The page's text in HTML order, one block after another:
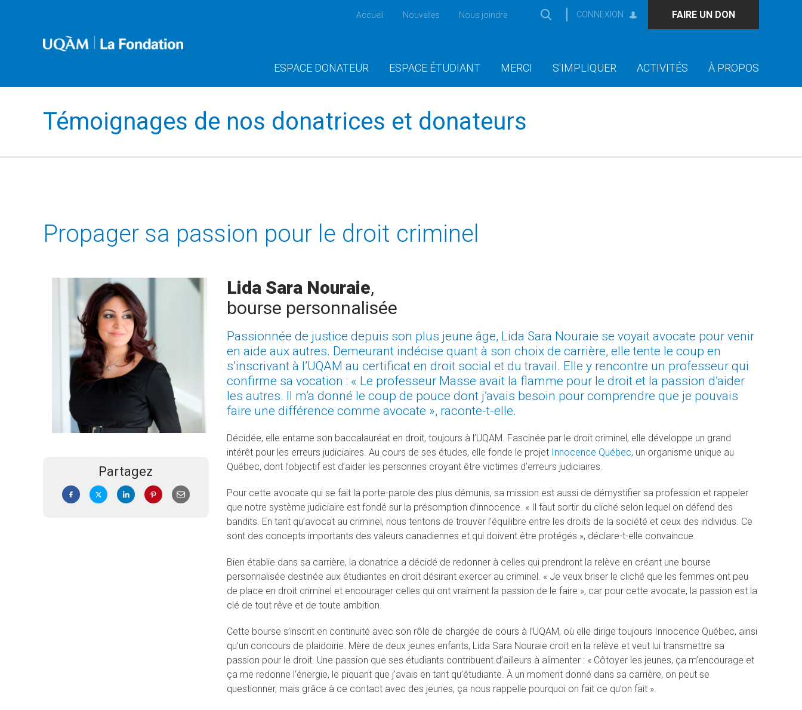
Accueil Nouvelles Nous joindre CONNEXION FAIRE UN DON
ESPACE DONATEUR ESPACE ÉTUDIANT MERCI S'IMPLIQUER ACTIVITÉS À PROPOS
Témoignages de nos donatrices et donateurs
Propager sa passion pour le droit criminel
Partagez
Lida Sara Nouraie,
bourse personnalisée
Passionnée de justice depuis son plus jeune âge, Lida Sara Nouraie se voyait avocate pour venir
en aide aux autres. Demeurant indécise quant à son choix de carrière, elle tente le coup en
s’inscrivant à l’UQAM au certificat en droit social et du travail. Elle y rencontre un professeur qui
confirme sa vocation : « Le professeur Masse avait la flamme pour le droit et la passion d’aider
les autres. Il m’a donné le coup de pouce dont j’avais besoin pour comprendre que je pouvais
faire une différence comme avocate », raconte-t-elle.
Décidée, elle entame son baccalauréat en droit, toujours à l’UQAM. Fascinée par le droit criminel, elle développe un grand
intérêt pour les erreurs judiciaires. Au cours de ses études, elle fonde le projet Innocence Québec, un organisme unique au
Québec, dont l’objectif est d’aider les personnes croyant être victimes d’erreurs judiciaires.
Pour cette avocate qui se fait la porte-parole des plus démunis, sa mission est aussi de démystifier sa profession et rappeler
que notre système judiciaire est fondé sur la présomption d’innocence. « Il faut sortir du cliché selon lequel on défend des
bandits. En tant qu’avocat au criminel, nous tentons de trouver l’équilibre entre les droits de la société et ceux des individus. Ce
sont des concepts importants des valeurs canadiennes et qui doivent être protégés », déclare-t-elle convaincue.
Bien établie dans sa carrière, la donatrice a décidé de redonner à celles qui prendront la relève en créant une bourse
personnalisée destinée aux étudiantes en droit désirant exercer au criminel. « Je veux briser le cliché que les femmes ont peu
de place en droit criminel et encourager celles qui ont vraiment la passion de le faire », car pour cette avocate, la passion est la
clé de tout rêve et de toute ambition.
Cette bourse s’inscrit en continuité avec son rôle de chargée de cours à l’UQAM, où elle dirige toujours Innocence Québec, ainsi
qu’un concours de plaidoirie. Mère de deux jeunes enfants, Lida Sara Nouraie croit en la relève et veut lui transmettre sa
passion pour le droit. Une passion que ses étudiants contribuent d’ailleurs à alimenter : « Côtoyer les jeunes, ça m’encourage et
ça me redonne l’énergie, le piquant que j’avais en tant qu’étudiante. À un moment donné dans sa carrière, on peut se
questionner, mais grâce à ce contact avec des jeunes, ça nous rappelle pourquoi on fait ce qu’on fait ».